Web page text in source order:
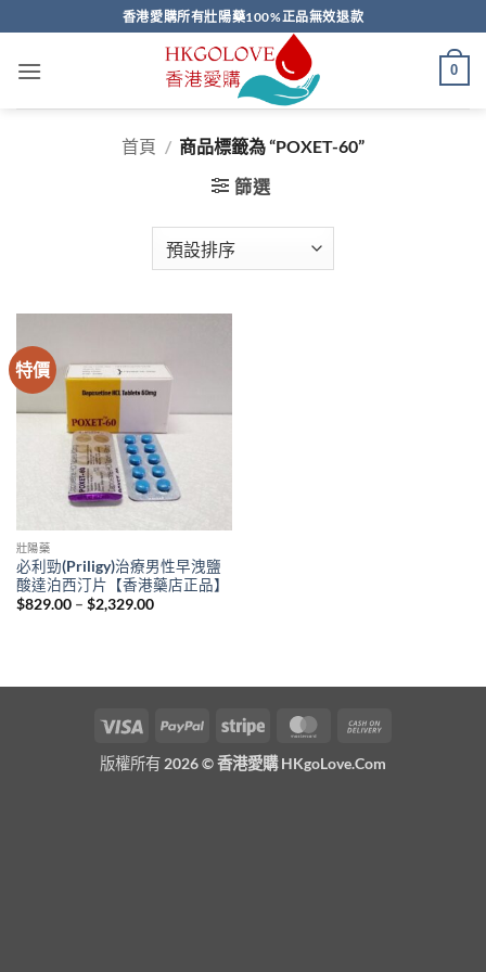
to
content
香港愛購所有壯陽藥100%正品無效退款
0
首頁 / 商品標籤為 “POXET-60”
篩選
特價
壯陽藥
必利勁(Priligy)治療男性早洩鹽
酸達泊西汀片【香港藥店正品】
$829.00 – $2,329.00Price
Visa PayPal Stripe MasterCard
版權所有 2026 ©香港愛購 HKgoLove.Com